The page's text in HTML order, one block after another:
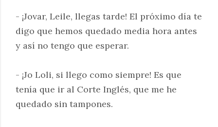
- ¡Jovar, Leile, llegas tarde! El próximo día te
digo que hemos quedado media hora antes
y así no tengo que esperar.
- ¡Jo Loli, si llego como siempre! Es que
tenía que ir al Corte Inglés, que me he
quedado sin tampones.